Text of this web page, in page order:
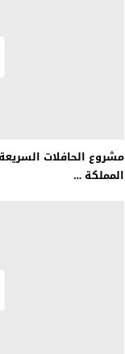
مشروع الحافلات
المملكة …